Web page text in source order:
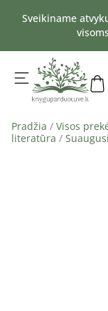
Sveikiname
Pradžia / Visos
literatūra /